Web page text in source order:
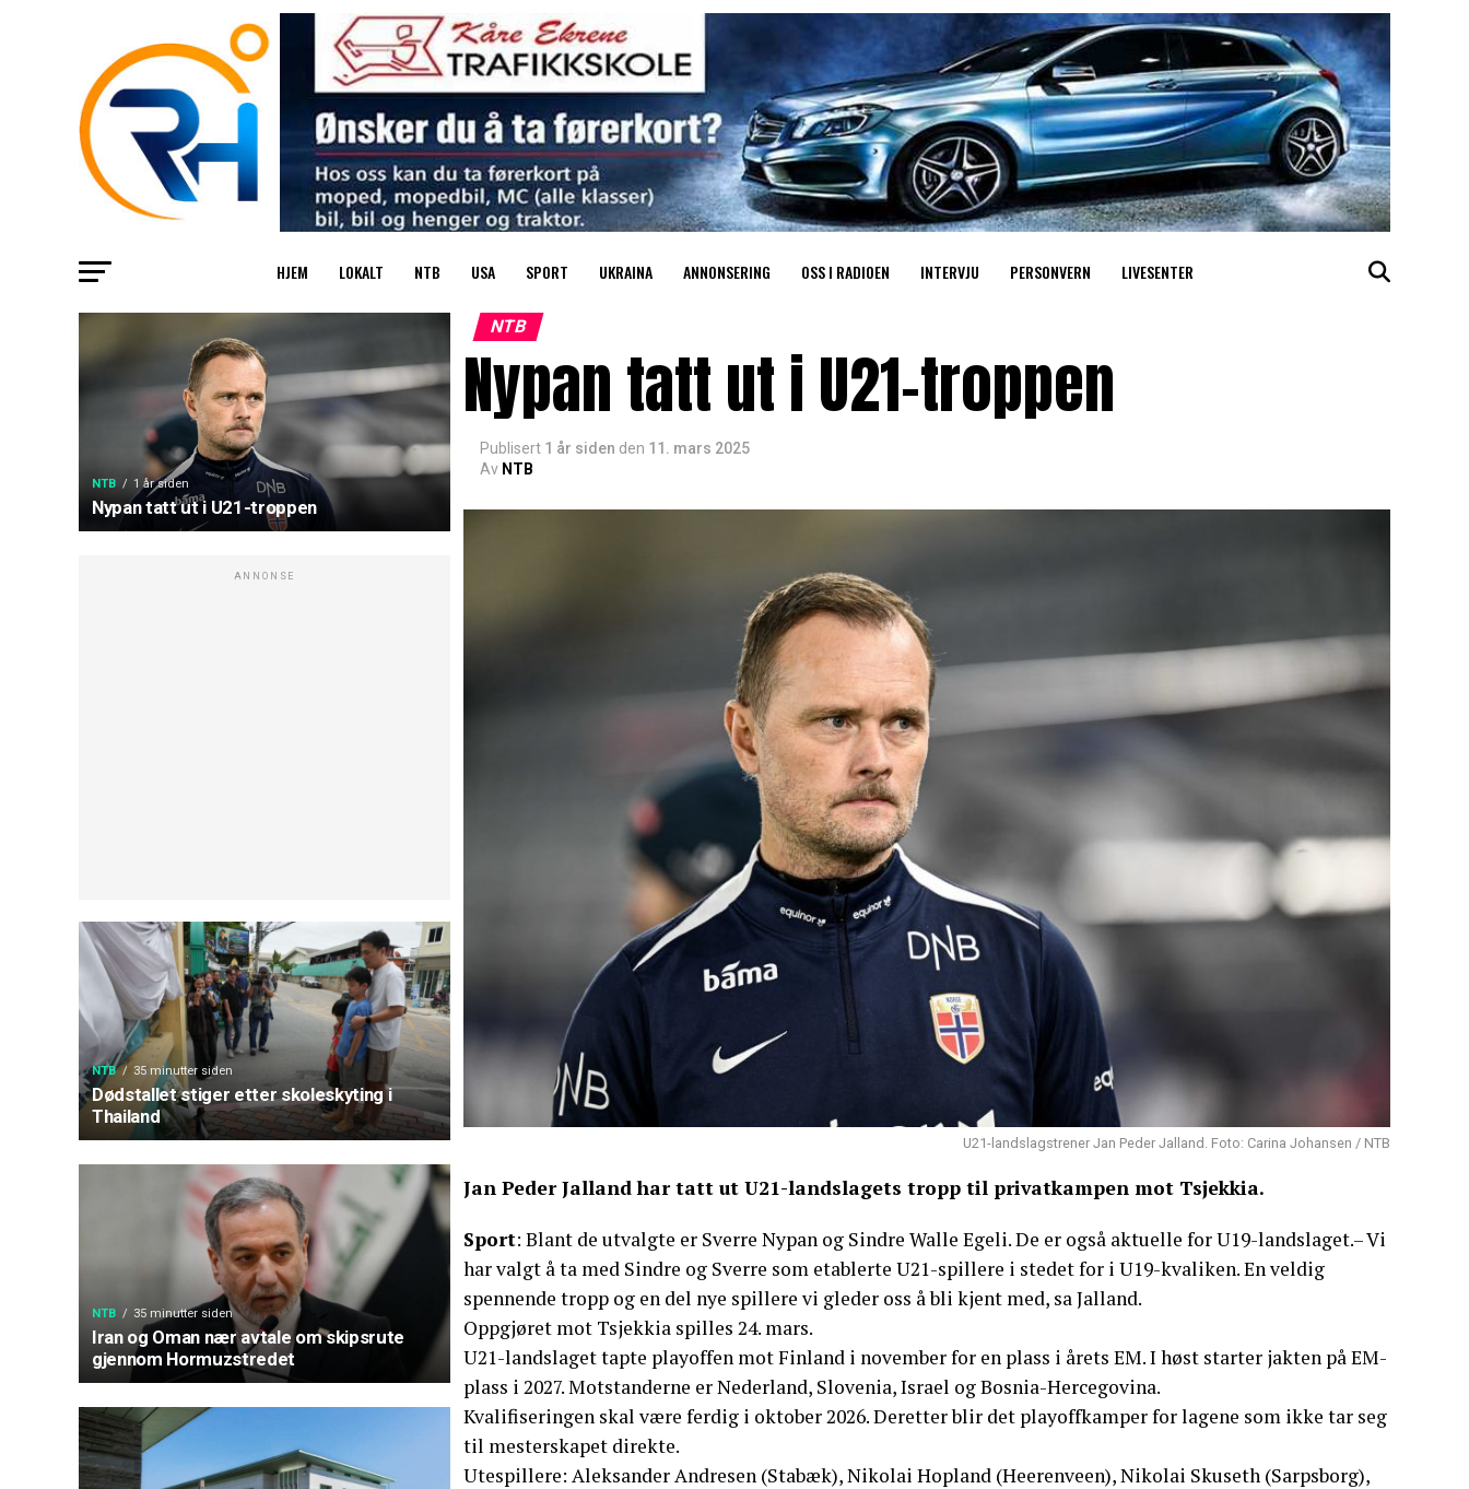
HJEM LOKALT NTB USA SPORT UKRAINA ANNONSERING OSS I RADIOEN INTERVJU PERSONVERN LIVESENTER
NTB 1 år siden
Nypan tatt ut i U21-troppen
ANNONSE
NTB 35 minutter siden
Dødstallet stiger etter skoleskyting i
Thailand
NTB 35 minutter siden
Iran og Oman nær avtale om skipsrute
gjennom Hormuzstredet
NTB
Nypan tatt ut i U21-troppen
Publisert 1 år siden den 11. mars 2025
Av NTB
U21-landslagstrener Jan Peder Jalland. Foto: Carina Johansen / NTB
Jan Peder Jalland har tatt ut U21-landslagets tropp til privatkampen mot Tsjekkia.
Sport: Blant de utvalgte er Sverre Nypan og Sindre Walle Egeli. De er også aktuelle for U19-landslaget.– Vi
har valgt å ta med Sindre og Sverre som etablerte U21-spillere i stedet for i U19-kvaliken. En veldig
spennende tropp og en del nye spillere vi gleder oss å bli kjent med, sa Jalland.
Oppgjøret mot Tsjekkia spilles 24. mars.
U21-landslaget tapte playoffen mot Finland i november for en plass i årets EM. I høst starter jakten på EM-
plass i 2027. Motstanderne er Nederland, Slovenia, Israel og Bosnia-Hercegovina.
Kvalifiseringen skal være ferdig i oktober 2026. Deretter blir det playoffkamper for lagene som ikke tar seg
til mesterskapet direkte.
Utespillere: Aleksander Andresen (Stabæk), Nikolai Hopland (Heerenveen), Nikolai Skuseth (Sarpsborg),